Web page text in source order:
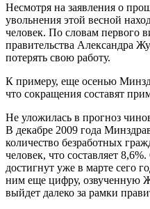
Несмотря на заявления о
увольнения этой весной
человек. По словам первого
правительства Александра
потерять свою работу.
К примеру, еще осенью
что сокращения составят
Не уложилась в прогноз
В декабре 2009 года
количество безработных
человек, что составляет
достигнут уже в марте сего
ним еще цифру, озвученную
выйдет далеко за рамки